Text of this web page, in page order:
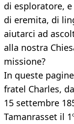
di esploratore,
di eremita, di
aiutarci ad
alla nostra
missione?
In queste
fratel Charles,
15 settembre
Tamanrasset il